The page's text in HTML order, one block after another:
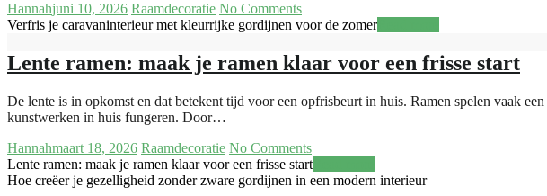
Hannahjuni 10, 2026 Raamdecoratie No Comments
Verfris je caravaninterieur met kleurrijke gordijnen voor de zomer
Lente ramen: maak je ramen klaar voor een frisse start
De lente is in opkomst en dat betekent tijd voor een opfrisbeurt in huis. Ramen spelen vaak
kunstwerken in huis fungeren. Door…
Hannahmaart 18, 2026 Raamdecoratie No Comments
Lente ramen: maak je ramen klaar voor een frisse start
Hoe creëer je gezelligheid zonder zware gordijnen in een modern interieur